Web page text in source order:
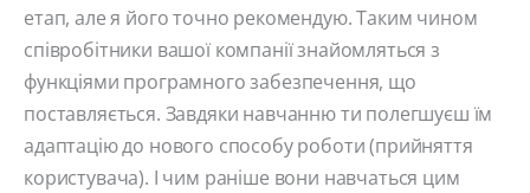
етап, але я його точно рекомендую. Таким чином
співробітники вашої компанії знайомляться з
функціями програмного забезпечення, що
поставляється. Завдяки навчанню ти полегшуєш їм
адаптацію до нового способу роботи (прийняття
користувача). І чим раніше вони навчаться цим